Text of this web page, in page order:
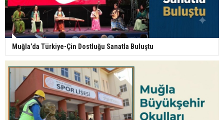
Muğla’da Türkiye-Çin Dostluğu Sanatla Buluştu